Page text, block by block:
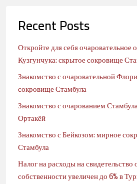
Recent Posts
Откройте для себя очаровательное
Кузгунчука: скрытое сокровище
Знакомство с очаровательной
сокровище Стамбула
Знакомство с очарованием
Ортакёй
Знакомство с Бейкозом: мирное
Стамбула
Налог на расходы на свидетельство
собственности увеличен до 6% в